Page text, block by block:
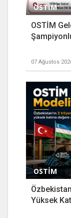
OSTİM
OSTİM
07 Ağustos
OSTİM
Yüksek